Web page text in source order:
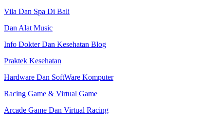
Vila Dan Spa Di Bali
Dan Alat Music
Info Dokter Dan Kesehatan Blog
Praktek Kesehatan
Hardware Dan SoftWare Komputer
Racing Game & Virtual Game
Arcade Game Dan Virtual Racing